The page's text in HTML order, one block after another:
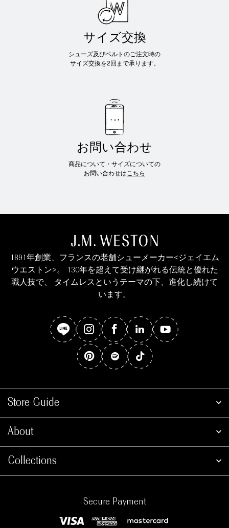
サイズ交換
シューズ及びベルトのご注文時の
サイズ交換を2回まで承ります。
お問い合わせ
商品について・サイズについての
お問い合わせはこちら
Store Guide
About
Collections
1891年創業、フランスの老舗シューメーカー<ジェイエム
ウエストン>。 130年を超えて受け継がれる伝統と優れた
職人技で、 タイムレスというテーマの下、進化し続けて
います。
Secure Payment